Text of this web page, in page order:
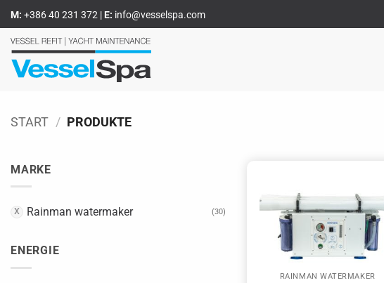
Zum
Inhalt
springen
M: +386 40 231 372 | E: info@vesselspa.com
START / PRODUKTE
MARKE
Rainman watermaker (30)
ENERGIE
RAINMAN WATERMAKER